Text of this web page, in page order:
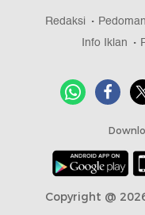
Redaksi
Info Iklan
Copyright @